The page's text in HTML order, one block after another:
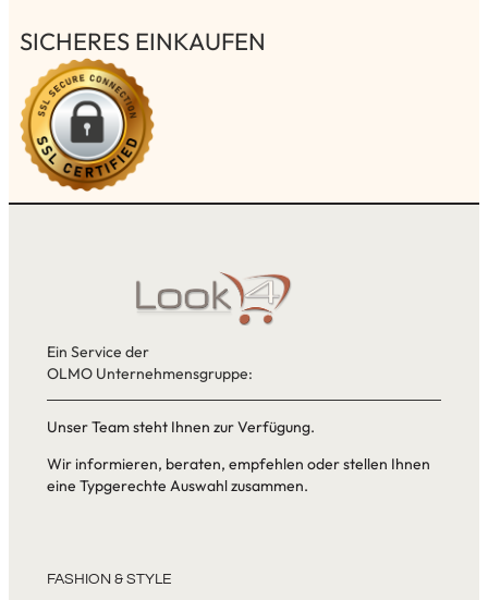
SICHERES EINKAUFEN
Ein Service der
OLMO Unternehmensgruppe:
Unser Team steht Ihnen zur Verfügung.
Wir informieren, beraten, empfehlen oder stellen Ihnen
eine Typgerechte Auswahl zusammen.
FASHION & STYLE